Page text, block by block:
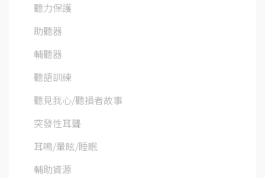
聽力保護
助聽器
輔聽器
聽語訓練
聽見我心/聽損者故事
突發性耳聾
耳鳴/暈眩/睡眠
輔助資源